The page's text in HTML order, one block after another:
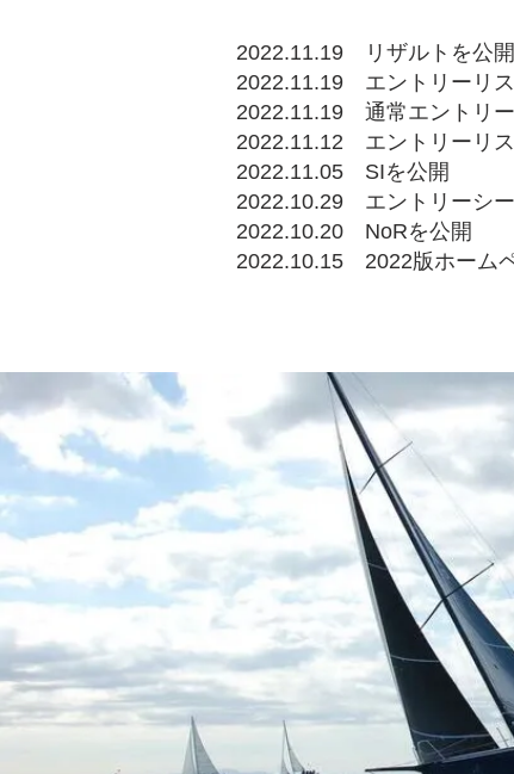
2022.11.19 リザルトを公開
2022.11.19 エントリーリス
2022.11.19 通常エントリー
2022.11.12 エントリーリ
2022.11.05 SIを公開
2022.10.29 エントリーシ
2022.10.20 NoRを公開
2022.10.15 2022版ホーム